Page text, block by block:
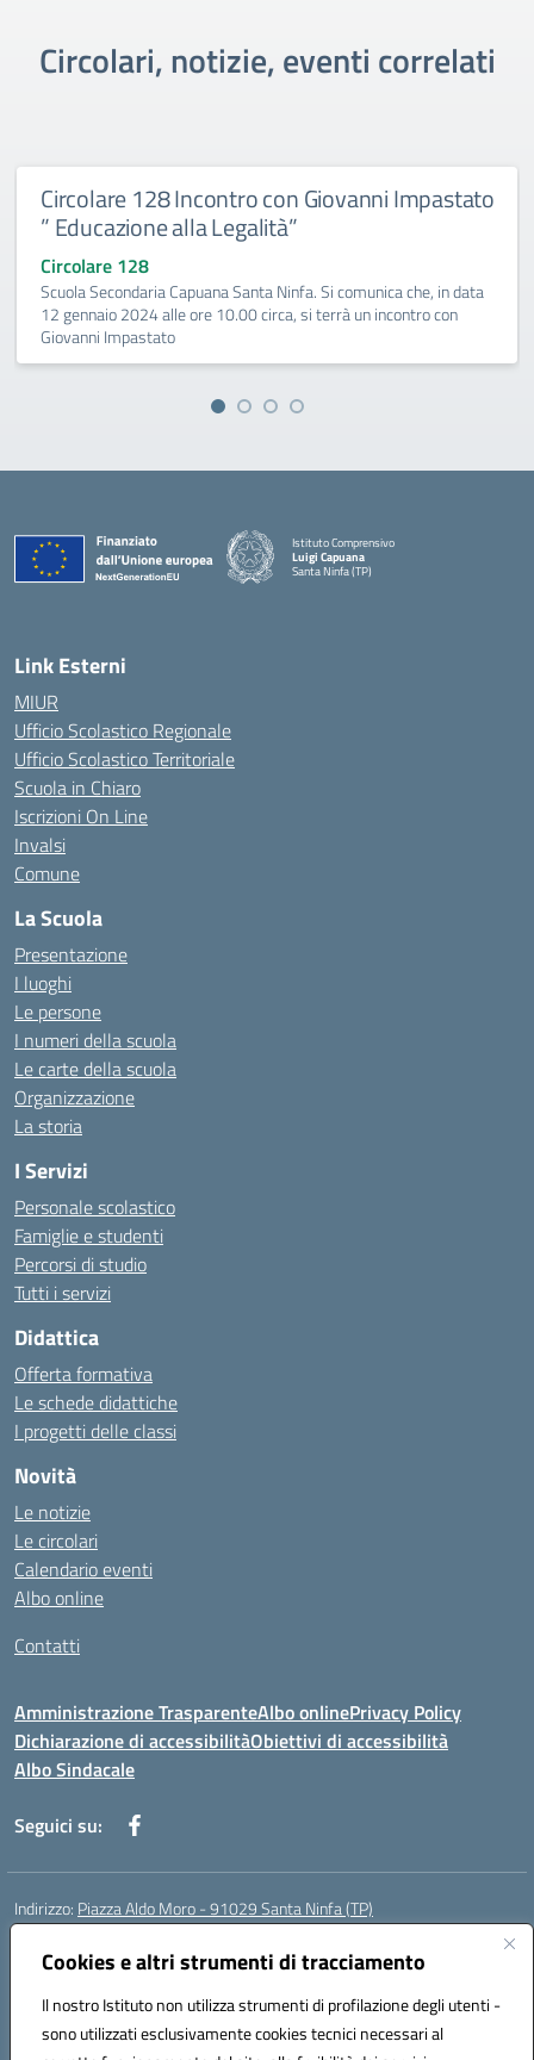
Cookies e altri strumenti di tracciamento
Il nostro Istituto non utilizza strumenti di profilazione degli utenti -
sono utilizzati esclusivamente cookies tecnici necessari al
Circolari, notizie, eventi correlati
Circolare 128 Incontro con Giovanni Impastato
” Educazione alla Legalità”
Circolare 128
Scuola Secondaria Capuana Santa Ninfa. Si comunica che, in data
12 gennaio 2024 alle ore 10.00 circa, si terrà un incontro con
Giovanni Impastato
Istituto Comprensivo
Luigi Capuana
Santa Ninfa (TP)
Link Esterni
MIUR
Ufficio Scolastico Regionale
Ufficio Scolastico Territoriale
Scuola in Chiaro
Iscrizioni On Line
Invalsi
Comune
La Scuola
Presentazione
I luoghi
Le persone
I numeri della scuola
Le carte della scuola
Organizzazione
La storia
I Servizi
Personale scolastico
Famiglie e studenti
Percorsi di studio
Tutti i servizi
Didattica
Offerta formativa
Le schede didattiche
I progetti delle classi
Novità
Le notizie
Le circolari
Calendario eventi
Albo online
Contatti
Amministrazione TrasparenteAlbo onlinePrivacy Policy
Dichiarazione di accessibilitàObiettivi di accessibilità
Albo Sindacale
Seguici su:
Indirizzo: Piazza Aldo Moro - 91029 Santa Ninfa (TP)
Centralino:
Posta elettronica certificata (PEC):tpic807004@pec.istruzione.it
Codice fiscale: 81002070811
Codice meccanografico:TPIC807004
Codice Indice delle Pubbliche Amministrazioni (IPA): istsc_tpic807004